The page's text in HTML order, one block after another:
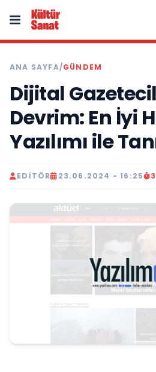
ANA SAYFA/GÜNDEM
Dijital
Devrim: En İyi
Yazılımı ile
EDITÖR 23.06.2024 - 16:25